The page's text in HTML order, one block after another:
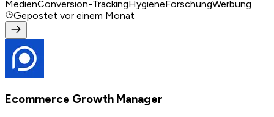
MedienConversion-TrackingHygieneForschungWerbung
Gepostet vor einem Monat
Ecommerce Growth Manager